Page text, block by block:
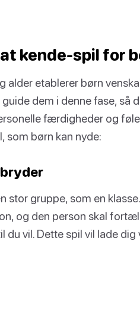
kende-spil for
alder etablerer børn
dem i denne fase, så
færdigheder og
som børn kan nyde:
stor gruppe, som en
og den person skal
vil. Dette spil vil lade